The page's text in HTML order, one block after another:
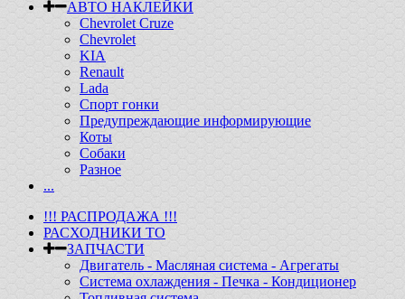
АВТО НАКЛЕЙКИ
Chevrolet Cruze
Chevrolet
KIA
Renault
Lada
Спорт гонки
Предупреждающие информирующие
Коты
Собаки
Разное
...
!!! РАСПРОДАЖА !!!
РАСХОДНИКИ ТО
ЗАПЧАСТИ
Двигатель - Масляная система - Агрегаты
Система охлаждения - Печка - Кондиционер